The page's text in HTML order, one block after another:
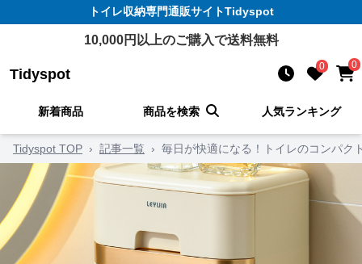
トイレ収納専門通販サイトTidyspot
10,000円以上のご購入で送料無料
Tidyspot 0 0
新着商品 商品を検索 人気ランキング
Tidyspot TOP › 記事一覧 › 毎日が快適になる！トイレのコンパク